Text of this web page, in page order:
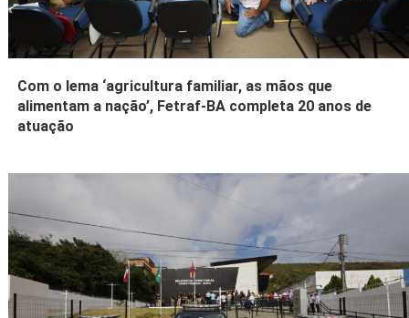
Com o lema ‘agricultura familiar, as mãos que
alimentam a nação’, Fetraf-BA completa 20 anos de
atuação